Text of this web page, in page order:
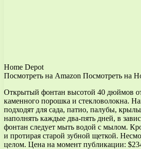
Home Depot
Посмотреть на Amazon Посмотреть на
Открытый фонтан высотой 40 дюймов от
каменного порошка и стекловолокна.
подходят для сада, патио, палубы,
наполнять каждые два-пять дней, в
фонтан следует мыть водой с мылом.
и протирая старой зубной щеткой.
целом. Цена на момент публикации: